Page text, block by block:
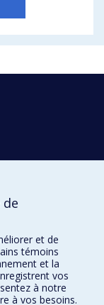
de
et de
témoins
et la
vos
à notre
à vos besoins.